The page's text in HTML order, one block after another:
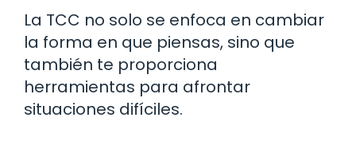
La TCC no solo se enfoca en cambiar
la forma en que piensas, sino que
también te proporciona
herramientas para afrontar
situaciones difíciles.